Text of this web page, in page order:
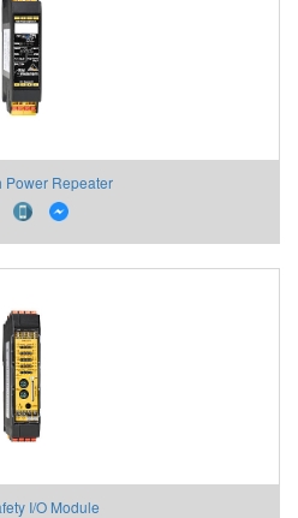
Power Repeater
I/O Module